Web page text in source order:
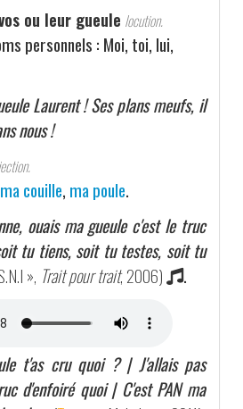
ou leur gueule locution.
personnels : Moi, toi, lui,
Laurent ! Ses plans meufs, il
nous !
ma couille, ma poule.
ouais ma gueule c'est le truc
tu tiens, soit tu testes, soit tu
», Trait pour trait, 2006) .
t'as cru quoi ? | J'allais pas
d'enfoiré quoi | C'est PAN ma